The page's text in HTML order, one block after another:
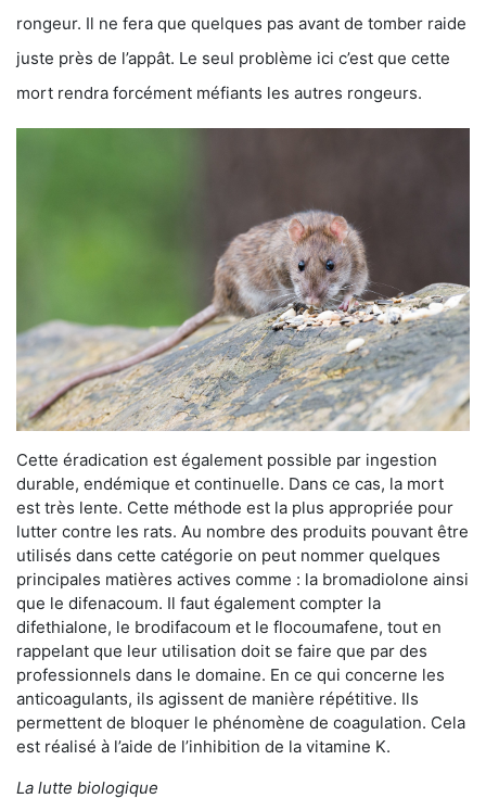
rongeur. Il ne fera que quelques pas avant de tomber raide
juste près de l’appât. Le seul problème ici c’est que cette
mort rendra forcément méfiants les autres rongeurs.
Cette éradication est également possible par ingestion
durable, endémique et continuelle. Dans ce cas, la mort
est très lente. Cette méthode est la plus appropriée pour
lutter contre les rats. Au nombre des produits pouvant être
utilisés dans cette catégorie on peut nommer quelques
principales matières actives comme : la bromadiolone ainsi
que le difenacoum. Il faut également compter la
difethialone, le brodifacoum et le flocoumafene, tout en
rappelant que leur utilisation doit se faire que par des
professionnels dans le domaine. En ce qui concerne les
anticoagulants, ils agissent de manière répétitive. Ils
permettent de bloquer le phénomène de coagulation. Cela
est réalisé à l’aide de l’inhibition de la vitamine K.
La lutte biologique